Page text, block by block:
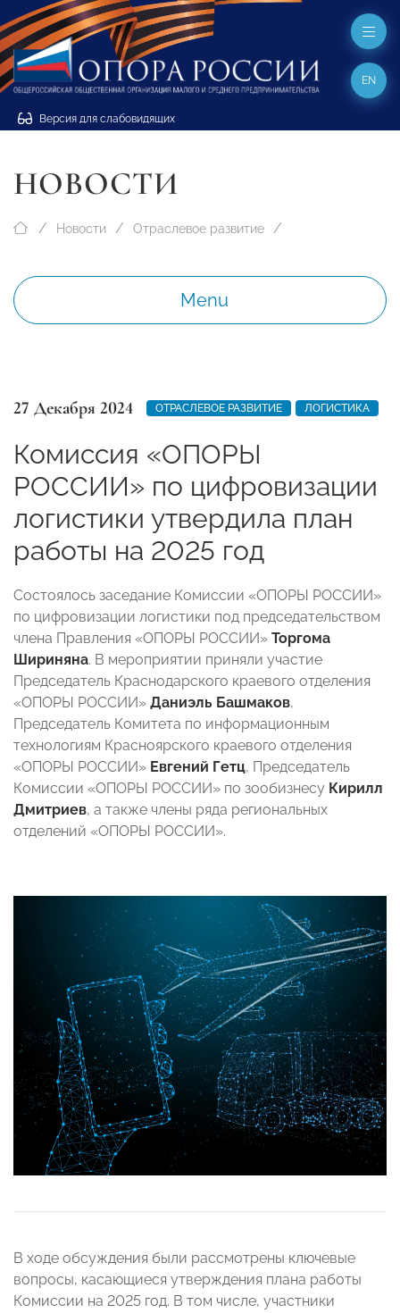
Версия для слабовидящих
EN
НОВОСТИ
Новости Отраслевое развитие
Menu
27 Декабря 2024 ОТРАСЛЕВОЕ РАЗВИТИЕ ЛОГИСТИКА
Комиссия «ОПОРЫ
РОССИИ» по цифровизации
логистики утвердила план
работы на 2025 год
Состоялось заседание Комиссии «ОПОРЫ РОССИИ»
по цифровизации логистики под председательством
члена Правления «ОПОРЫ РОССИИ» Торгома
Шириняна. В мероприятии приняли участие
Председатель Краснодарского краевого отделения
«ОПОРЫ РОССИИ» Даниэль Башмаков,
Председатель Комитета по информационным
технологиям Красноярского краевого отделения
«ОПОРЫ РОССИИ» Евгений Гетц, Председатель
Комиссии «ОПОРЫ РОССИИ» по зообизнесу Кирилл
Дмитриев, а также члены ряда региональных
отделений «ОПОРЫ РОССИИ».
В ходе обсуждения были рассмотрены ключевые
вопросы, касающиеся утверждения плана работы
Комиссии на 2025 год. В том числе, участники